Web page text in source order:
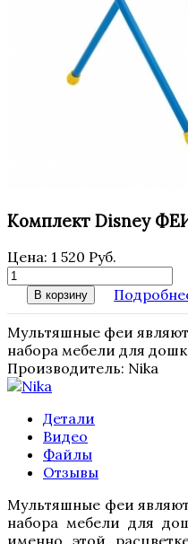
Комплект Disney
Цена: 1 520 Руб.
В корзину
Мультяшные феи
набора мебели для
Производитель: Nika
Детали
Видео
Файлы
Отзывы
Мультяшные феи
набора мебели для